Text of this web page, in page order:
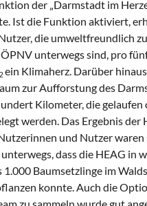
der „Darmstadt im
Ist die Funktion aktiviert,
die umweltfreundlich
unterwegs sind, pro
2ein Klimaherz. Darüber
zur Aufforstung des
Kilometer, die gelaufen
werden. Das Ergebnis der
und Nutzer waren
dass die HEAG in
1.000 Baumsetzlinge im
konnte. Auch die
zu sammeln wurde gut